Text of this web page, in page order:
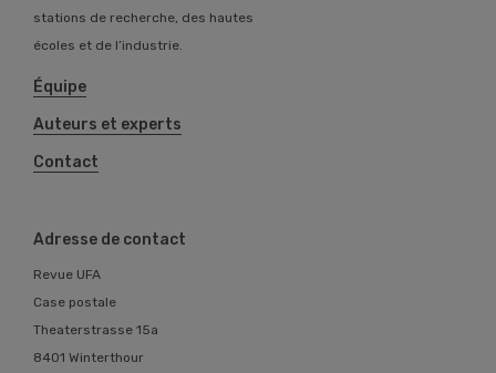
stations de recherche, des hautes
écoles et de l’industrie.
Équipe
Auteurs et experts
Contact
Adresse de contact
Revue UFA
Case postale
Theaterstrasse 15a
8401 Winterthour